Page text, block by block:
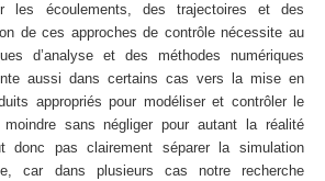
les écoulements, des trajectoires et des
de ces approches de contrôle nécessite au
d’analyse et des méthodes numériques
aussi dans certains cas vers la mise en
appropriés pour modéliser et contrôler le
sans négliger pour autant la réalité
donc pas clairement séparer la simulation
car dans plusieurs cas notre recherche